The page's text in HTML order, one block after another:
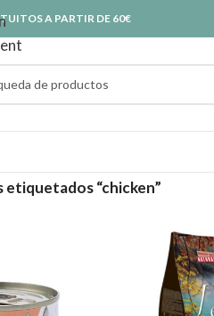
A PARTIR DE 60€
“chicken”